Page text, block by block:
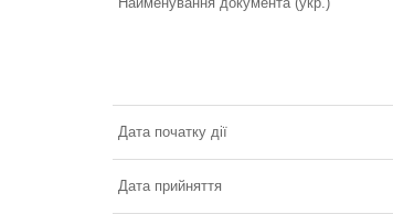
Дата початку дії
Дата прийняття